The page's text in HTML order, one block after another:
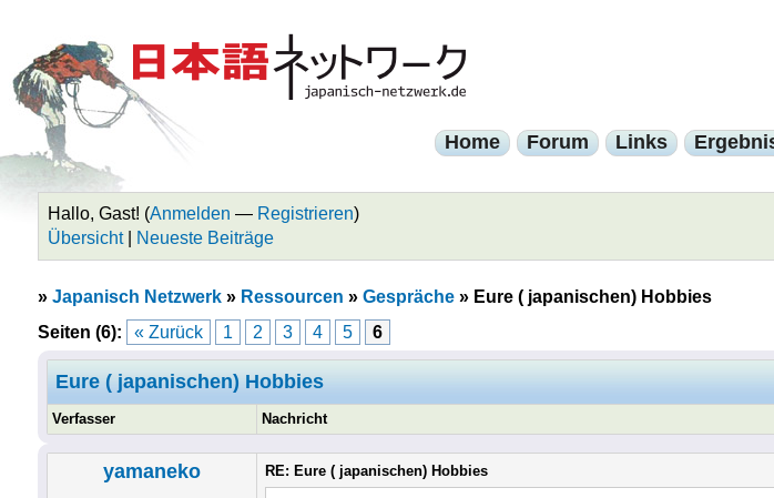
Home Forum Links
Hallo, Gast! (Anmelden — Registrieren)
Übersicht| Neueste Beiträge
» Japanisch Netzwerk» Ressourcen » Gespräche» Eure ( japanischen) Hobbies
Seiten (6):
« Zurück 1 2 3 4 5 6
Eure ( japanischen) Hobbies
Verfasser Nachricht
yamaneko RE: Eure ( japanischen) Hobbies